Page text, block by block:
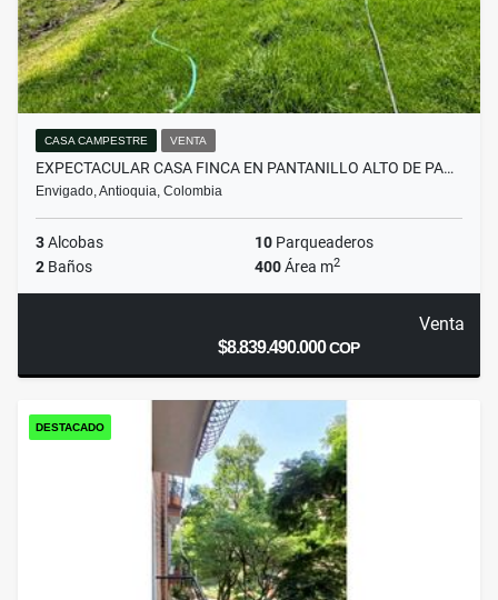
CASA CAMPESTRE VENTA
EXPECTACULAR CASA FINCA EN PANTANILLO ALTO DE PA…
Envigado, Antioquia, Colombia
3Alcobas 10 Parqueaderos
2 Baños 400Área m2
Venta
$8.839.490.000COP
DESTACADO